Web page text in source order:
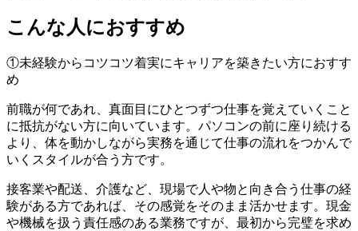
こんな人におすすめ
①未経験からコツコツ着実にキャリアを築きたい方におすす
め
前職が何であれ、真面目にひとつずつ仕事を覚えていくこと
に抵抗がない方に向いています。パソコンの前に座り続ける
より、体を動かしながら実務を通じて仕事の流れをつかんで
いくスタイルが合う方です。
接客業や配送、介護など、現場で人や物と向き合う仕事の経
験がある方であれば、その感覚をそのまま活かせます。現金
や機械を扱う責任感のある業務ですが、最初から完璧を求め